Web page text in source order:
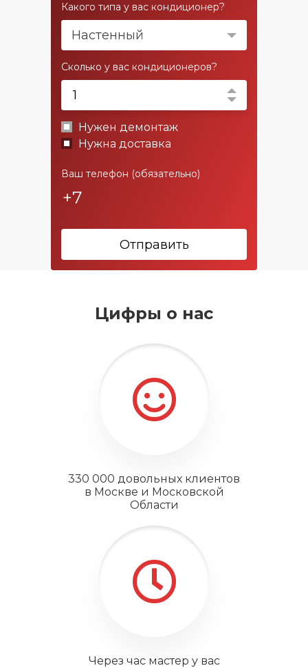
Какого типа у вас кондиционер?
Настенный
Сколько у вас кондиционеров?
Нужен демонтаж
Нужна доставка
Ваш телефон (обязательно)
Отправить
Цифры о нас
330 000 довольных клиентов
в Москве и Московской
Области
Через час мастер у вас